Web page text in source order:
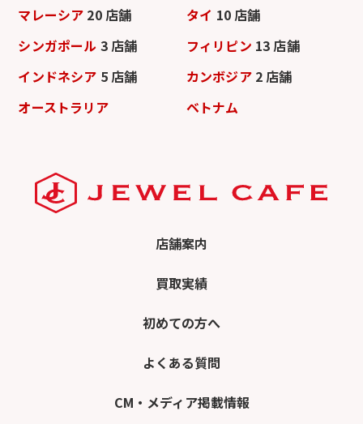
マレーシア 20 店舗 タイ 10 店舗
シンガポール 3 店舗 フィリピン 13 店舗
インドネシア 5 店舗 カンボジア 2 店舗
オーストラリア
ベトナム
店舗案内
買取実績
初めての方へ
よくある質問
CM・メディア掲載情報